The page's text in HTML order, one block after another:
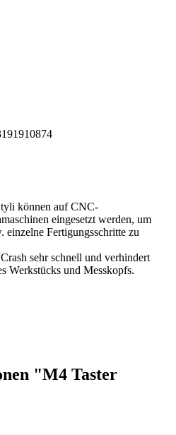
können auf CNC-
eingesetzt werden, um
einzelne Fertigungsschritte zu
sehr schnell und verhindert
Werkstücks und Messkopfs.
"M4 Taster